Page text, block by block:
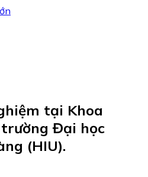
tại Khoa
Đại học
(HIU).